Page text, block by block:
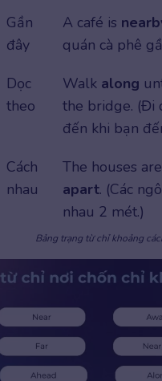
Gần
đây
A café is
quán cà phê
Dọc
theo
Walk along
the bridge. (Đi
đến khi bạn
Cách
nhau
The houses
apart. (Các
nhau 2 mét.)
Bảng trạng từ chỉ khoảng